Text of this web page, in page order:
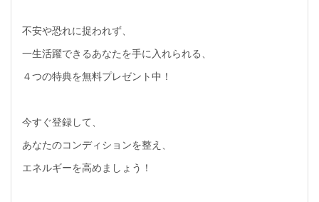
不安や恐れに捉われず、
一生活躍できるあなたを手に入れられる、
４つの特典を無料プレゼント中！
今すぐ登録して、
あなたのコンディションを整え、
エネルギーを高めましょう！